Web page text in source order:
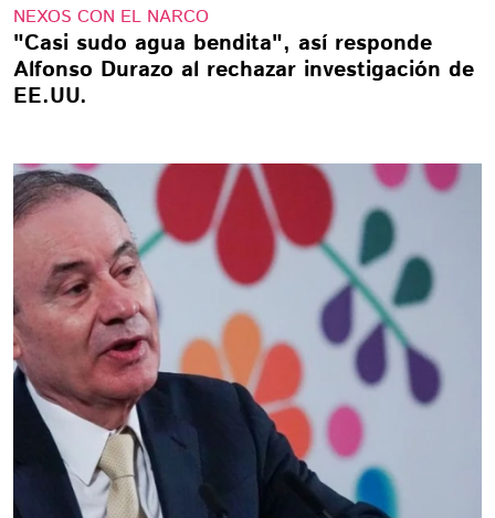
NEXOS CON EL NARCO
"Casi sudo agua bendita", así responde
Alfonso Durazo al rechazar investigación de
EE.UU.